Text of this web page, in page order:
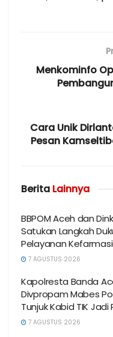
Menkominfo
Cara Unik
Pesan
Berita Lainnya
BBPOM Aceh dan
Satukan Langkah
Pelayanan
7 AGUSTUS 2026
Kapolresta Banda
Divpropam Mabes
Tunjuk Kabid TIK Jadi
7 AGUSTUS 2026